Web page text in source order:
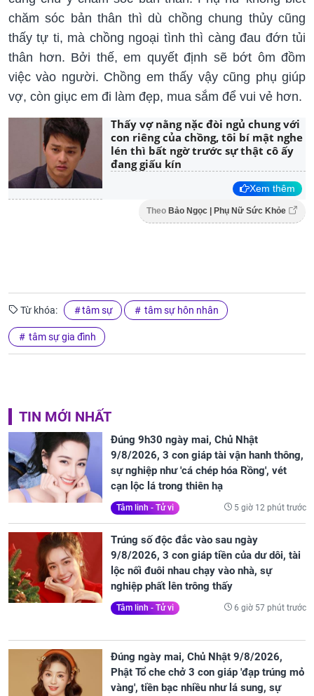
chăm sóc bản thân thì dù chồng chung thủy cũng
thấy tự ti, mà chồng ngoại tình thì càng đau đớn tủi
thân hơn. Bởi thế, em quyết định sẽ bớt ôm đồm
việc vào người. Chồng em thấy vậy cũng phụ giúp
vợ, còn giục em đi làm đẹp, mua sắm để vui vẻ hơn.
Thấy vợ nằng nặc đòi ngủ chung với
con riêng của chồng, tôi bí mật nghe
lén thì bất ngờ trước sự thật cô ấy
đang giấu kín
Xem thêm
Theo Bảo Ngọc | Phụ Nữ Sức Khỏe
Từ khóa: tâm sự tâm sự hôn nhân
tâm sự gia đình
TIN MỚI NHẤT
Đúng 9h30 ngày mai, Chủ Nhật
9/8/2026, 3 con giáp tài vận hanh thông,
sự nghiệp như 'cá chép hóa Rồng', vét
cạn lộc lá trong thiên hạ
Tâm linh - Tử vi 5 giờ 12 phút trước
Trúng số độc đắc vào sau ngày
9/8/2026, 3 con giáp tiền của dư dôi, tài
lộc nối đuôi nhau chạy vào nhà, sự
nghiệp phất lên trông thấy
Tâm linh - Tử vi 6 giờ 57 phút trước
Đúng ngày mai, Chủ Nhật 9/8/2026,
Phật Tổ che chở 3 con giáp 'đạp trúng mỏ
vàng', tiền bạc nhiều như lá sung, sự